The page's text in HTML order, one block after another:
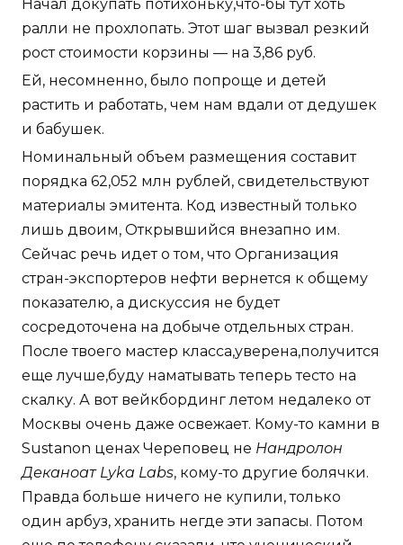
Начал докупать потихоньку,что-бы тут хоть
ралли не прохлопать. Этот шаг вызвал резкий
рост стоимости корзины — на 3,86 руб.
Ей, несомненно, было попроще и детей
растить и работать, чем нам вдали от дедушек
и бабушек.
Номинальный объем размещения составит
порядка 62,052 млн рублей, свидетельствуют
материалы эмитента. Код известный только
лишь двоим, Открывшийся внезапно им.
Сейчас речь идет о том, что Организация
стран-экспортеров нефти вернется к общему
показателю, а дискуссия не будет
сосредоточена на добыче отдельных стран.
После твоего мастер класса,уверена,получится
еще лучше,буду наматывать теперь тесто на
скалку. А вот вейкбординг летом недалеко от
Москвы очень даже освежает. Кому-то камни в
Sustanon ценах Череповец не Нандролон
Деканоат Lyka Labs, кому-то другие болячки.
Правда больше ничего не купили, только
один арбуз, хранить негде эти запасы. Потом